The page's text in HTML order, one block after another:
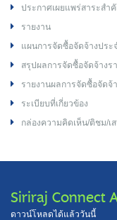
ประกาศเผยแพร่สาระส
รายงาน
แผนการจัดซื้อจัดจ้างประ
สรุปผลการจัดซื้อจัดจ้างร
รายงานผลการจัดซื้อจัดจ้
ระเบียบที่เกี่ยวข้อง
กล่องความคิดเห็น/ติชม/เ
Siriraj Connect
ดาวน์โหลดได้แล้ววันนี้